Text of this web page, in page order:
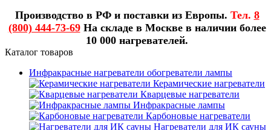
Производство в РФ и поставки из Европы. Тел. 8
(800) 444-73-69На складе в Москве в наличии более
10 000 нагревателей.
Каталог товаров
Инфракрасные нагреватели обогреватели лампы
Керамические нагреватели
Кварцевые нагреватели
Инфракрасные лампы
Карбоновые нагреватели
Нагреватели для ИК сауны